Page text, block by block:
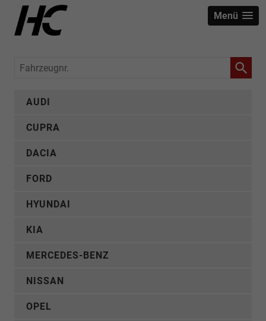
Menü
Fahrzeugnr.
AUDI
CUPRA
DACIA
FORD
HYUNDAI
KIA
MERCEDES-BENZ
NISSAN
OPEL